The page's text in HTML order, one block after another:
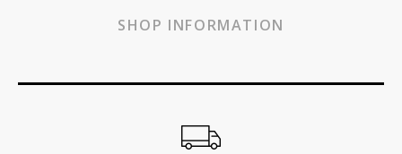
SHOP INFORMATION